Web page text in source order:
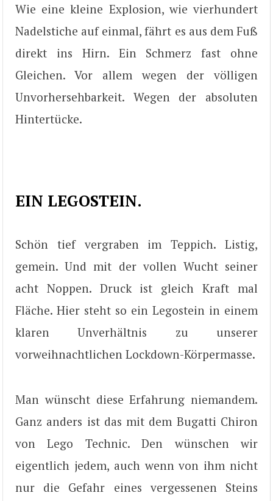
Wie eine kleine Explosion, wie vierhundert
Nadelstiche auf einmal, fährt es aus dem Fuß
direkt ins Hirn. Ein Schmerz fast ohne
Gleichen. Vor allem wegen der völligen
Unvorhersehbarkeit. Wegen der absoluten
Hintertücke.
EIN LEGOSTEIN.
Schön tief vergraben im Teppich. Listig,
gemein. Und mit der vollen Wucht seiner
acht Noppen. Druck ist gleich Kraft mal
Fläche. Hier steht so ein Legostein in einem
klaren Unverhältnis zu unserer
vorweihnachtlichen Lockdown-Körpermasse.
Man wünscht diese Erfahrung niemandem.
Ganz anders ist das mit dem Bugatti Chiron
von Lego Technic. Den wünschen wir
eigentlich jedem, auch wenn von ihm nicht
nur die Gefahr eines vergessenen Steins